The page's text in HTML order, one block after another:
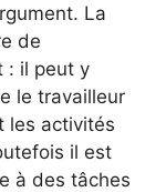
La
de
: il peut y
le travailleur
les activités
il est
à des tâches